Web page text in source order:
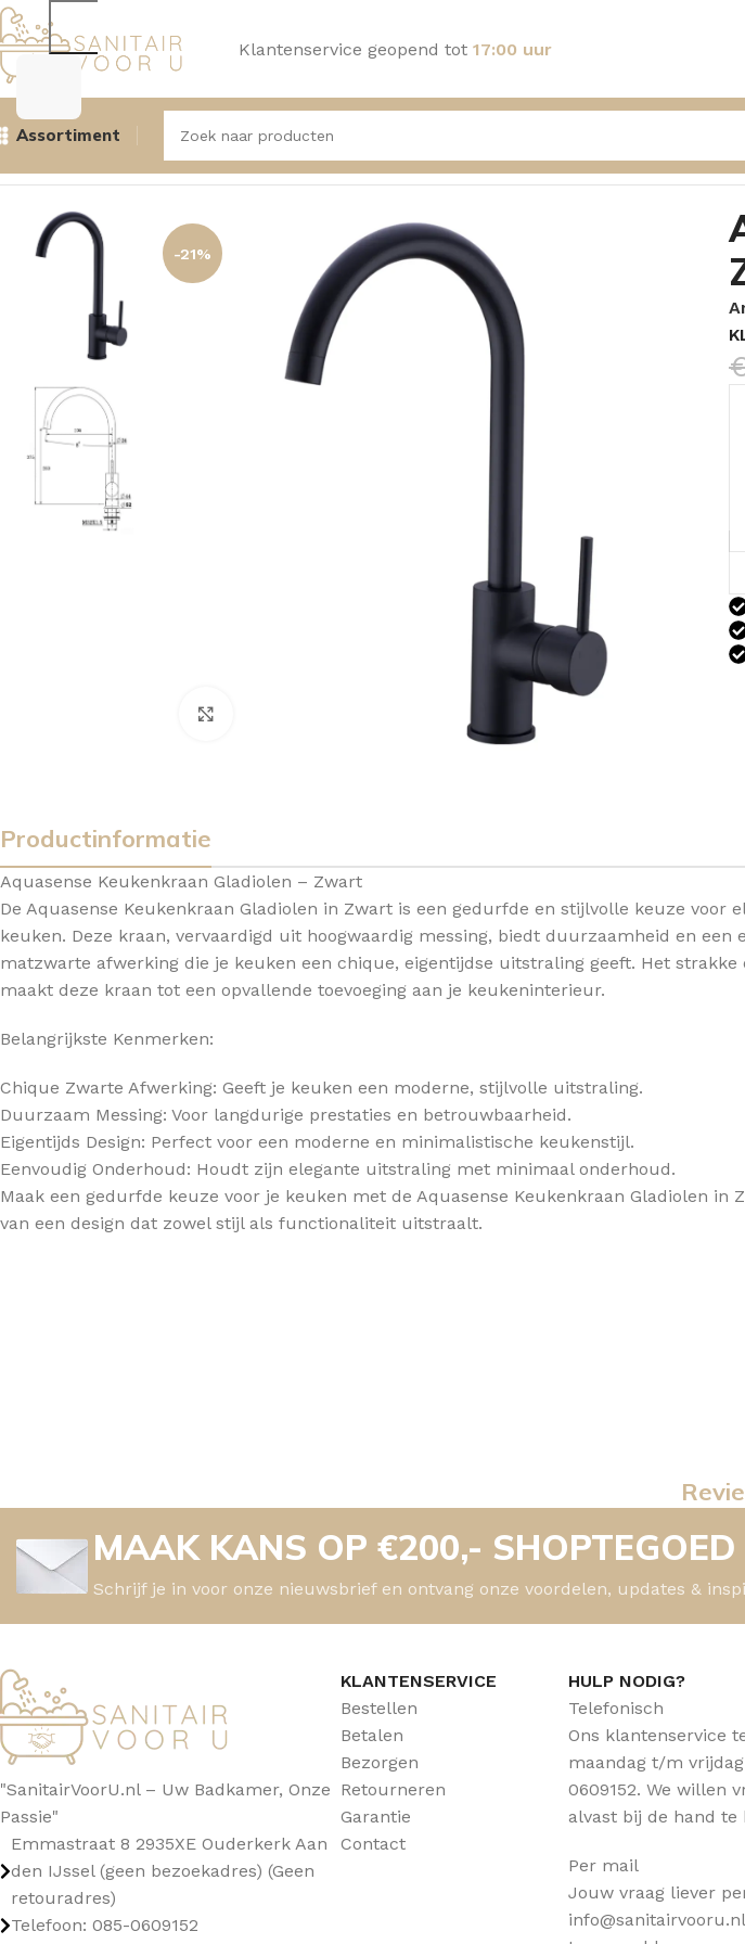
Klantenservice geopend tot 17:00 uur
Assortiment
BADMEUBELSETS ONDERKASTEN KOLOMKASTEN
Keukenkranen Aquasense Keukenkraan Gladiolen Zwart
-21%
Productinformatie
Aquasense Keukenkraan Gladiolen – Zwart
De Aquasense Keukenkraan Gladiolen in Zwart is een gedurfde en stijlvolle keuze voor
keuken. Deze kraan, vervaardigd uit hoogwaardig messing, biedt duurzaamheid en een
matzwarte afwerking die je keuken een chique, eigentijdse uitstraling geeft. Het strakke
maakt deze kraan tot een opvallende toevoeging aan je keukeninterieur.
Belangrijkste Kenmerken:
Chique Zwarte Afwerking: Geeft je keuken een moderne, stijlvolle uitstraling.
Duurzaam Messing: Voor langdurige prestaties en betrouwbaarheid.
Eigentijds Design: Perfect voor een moderne en minimalistische keukenstijl.
Eenvoudig Onderhoud: Houdt zijn elegante uitstraling met minimaal onderhoud.
Maak een gedurfde keuze voor je keuken met de Aquasense Keukenkraan Gladiolen in
van een design dat zowel stijl als functionaliteit uitstraalt.
MAAK KANS OP €200,- SHOPTEGOED
Schrijf je in voor onze nieuwsbrief en ontvang onze voordelen, updates &
"SanitairVoorU.nl – Uw Badkamer, Onze
Passie"
Emmastraat 8 2935XE Ouderkerk Aan
den IJssel (geen bezoekadres) (Geen
retouradres)
Telefoon: 085-0609152
KLANTENSERVICE
Bestellen
Betalen
Bezorgen
Retourneren
Garantie
Contact
HULP NODIG?
Telefonisch
Ons klantenservice
maandag t/m
0609152. We willen
alvast bij de hand te
Per mail
Jouw vraag liever